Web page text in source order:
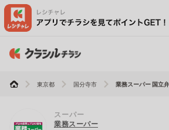
東京都 国分寺市 業務スーパー 国立
スーパー
業務スーパー